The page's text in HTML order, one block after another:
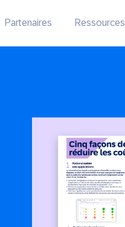
Partenaires Ressources